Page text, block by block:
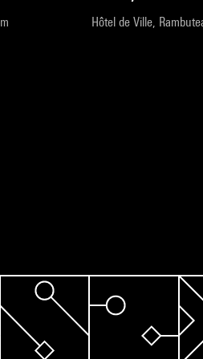
Hôtel de Ville,